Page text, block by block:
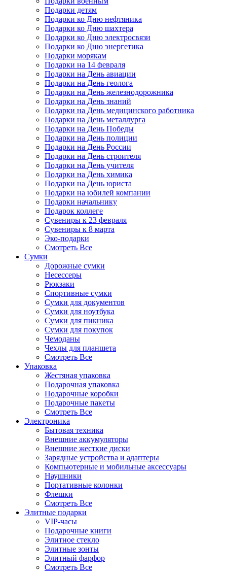
Подарки детям
Подарки ко Дню нефтяника
Подарки ко Дню шахтера
Подарки ко Дню электросвязи
Подарки ко Дню энергетика
Подарки морякам
Подарки на 14 февраля
Подарки на День авиации
Подарки на День геолога
Подарки на День железнодорожника
Подарки на День знаний
Подарки на День медицинского работника
Подарки на День металлурга
Подарки на День Победы
Подарки на День полиции
Подарки на День России
Подарки на День строителя
Подарки на День учителя
Подарки на День химика
Подарки на День юриста
Подарки на юбилей компании
Подарки начальнику
Подарок коллеге
Сувениры к 23 февраля
Сувениры к 8 марта
Эко-подарки
Смотреть Все
Сумки
Дорожные сумки
Несессеры
Рюкзаки
Спортивные сумки
Сумки для документов
Сумки для ноутбука
Сумки для пикника
Сумки для покупок
Чемоданы
Чехлы для планшета
Смотреть Все
Упаковка
Жестяная упаковка
Подарочная упаковка
Подарочные коробки
Подарочные пакеты
Смотреть Все
Электроника
Бытовая техника
Внешние аккумуляторы
Внешние жесткие диски
Зарядные устройства и адаптеры
Компьютерные и мобильные аксессуары
Наушники
Портативные колонки
Флешки
Смотреть Все
Элитные подарки
VIP-часы
Подарочные книги
Элитное стекло
Элитные зонты
Элитный фарфор
Смотреть Все